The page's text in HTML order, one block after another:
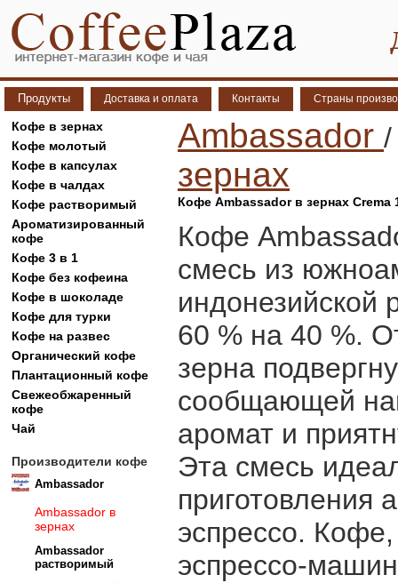
Продукты Доставка и оплата Контакты Страны
Кофе в зернах
Кофе молотый
Кофе в капсулах
Кофе в чалдах
Кофе растворимый
Ароматизированный
кофе
Кофе 3 в 1
Кофе без кофеина
Кофе в шоколаде
Кофе для турки
Кофе на развес
Органический кофе
Плантационный кофе
Свежеобжаренный
кофе
Чай
Производители кофе
Ambassador
Ambassador в
зернах
Ambassador
растворимый
Ambassador
зернах
Кофе Ambassador в зернах Crema
Кофе
смесь из
индонезийской
60 % на 40 %.
зерна
сообщающей
аромат и
Эта смесь
приготовления
эспрессо.
эспрессо-